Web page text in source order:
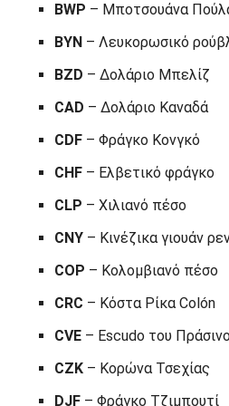
BWP – Μποτσουάνα
BYN – Λευκορωσικό
BZD – Δολάριο Μπελίζ
CAD – Δολάριο Καναδά
CDF – Φράγκο Κονγκό
CHF – Ελβετικό φράγκο
CLP – Χιλιανό πέσο
CNY – Κινέζικα γιουάν
COP – Κολομβιανό πέσο
CRC – Κόστα Ρίκα Colón
CVE – Escudo του
CZK – Κορώνα Τσεχίας
DJF – Φράγκο Τζιμπουτί